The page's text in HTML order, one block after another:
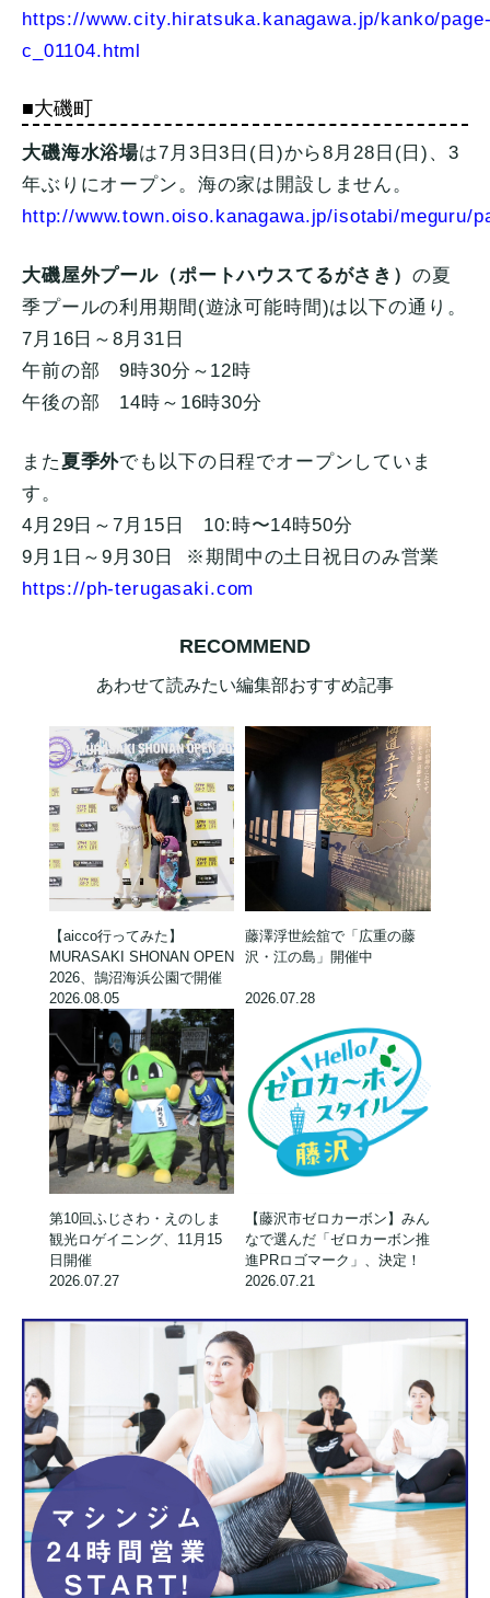
https://www.city.hiratsuka.kanagawa.jp/kanko/
c_01104.html
■大磯町
大磯海水浴場は7月3日3日(日)から8月28日(日)、3
年ぶりにオープン。海の家は開設しません。
http://www.town.oiso.kanagawa.jp/isotabi/meguru/
大磯屋外プール（ポートハウスてるがさき） の夏
季プールの利用期間(遊泳可能時間)は以下の通り。
7月16日～8月31日
午前の部 9時30分～12時
午後の部 14時～16時30分
また夏季外でも以下の日程でオープンしていま
す。
4月29日～7月15日 10:時〜14時50分
9月1日～9月30日 ※期間中の土日祝日のみ営業
https://ph-terugasaki.com
RECOMMEND
あわせて読みたい編集部おすすめ記事
【aicco行ってみた】
MURASAKI SHONAN OPEN
2026、鵠沼海浜公園で開催
2026.08.05
藤澤浮世絵舘で「広重の藤
沢・江の島」開催中
2026.07.28
第10回ふじさわ・えのしま
観光ロゲイニング、11月15
日開催
2026.07.27
【藤沢市ゼロカーボン】みん
なで選んだ「ゼロカーボン推
進PRロゴマーク」、決定！
2026.07.21